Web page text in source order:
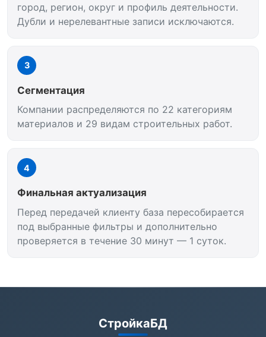
город, регион, округ и профиль деятельности.
Дубли и нерелевантные записи исключаются.
3
Сегментация
Компании распределяются по 22 категориям
материалов и 29 видам строительных работ.
4
Финальная актуализация
Перед передачей клиенту база пересобирается
под выбранные фильтры и дополнительно
проверяется в течение 30 минут — 1 суток.
СтройкаБД